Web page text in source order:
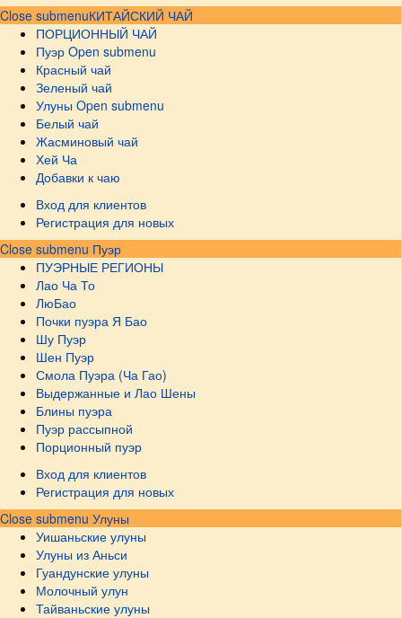
Close submenuКИТАЙСКИЙ ЧАЙ
ПОРЦИОННЫЙ ЧАЙ
Пуэр Open submenu
Красный чай
Зеленый чай
Улуны Open submenu
Белый чай
Жасминовый чай
Хей Ча
Добавки к чаю
Вход для клиентов
Регистрация для новых
Close submenu Пуэр
ПУЭРНЫЕ РЕГИОНЫ
Лао Ча То
ЛюБао
Почки пуэра Я Бао
Шу Пуэр
Шен Пуэр
Смола Пуэра (Ча Гао)
Выдержанные и Лао Шены
Блины пуэра
Пуэр рассыпной
Порционный пуэр
Вход для клиентов
Регистрация для новых
Close submenu Улуны
Уишаньские улуны
Улуны из Аньси
Гуандунские улуны
Молочный улун
Тайваньские улуны